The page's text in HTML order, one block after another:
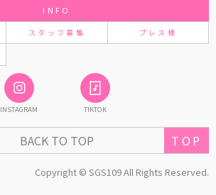
INFO
スタッフ募集 プレス様
INSTAGRAM TIKTOK
BACK TO TOP
Copyright © SGS109 All Rights Reserved.
TOP